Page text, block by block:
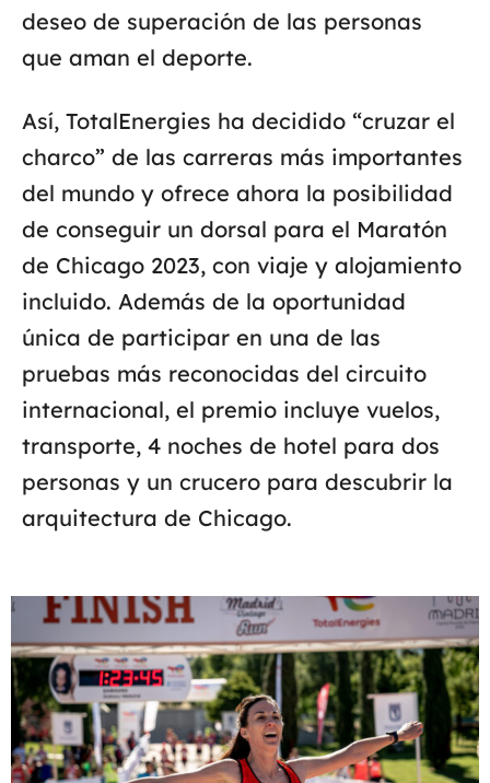
deseo de superación de las personas
que aman el deporte.
Así, TotalEnergies ha decidido “cruzar el
charco” de las carreras más importantes
del mundo y ofrece ahora la posibilidad
de conseguir un dorsal para el Maratón
de Chicago 2023, con viaje y alojamiento
incluido. Además de la oportunidad
única de participar en una de las
pruebas más reconocidas del circuito
internacional, el premio incluye vuelos,
transporte, 4 noches de hotel para dos
personas y un crucero para descubrir la
arquitectura de Chicago.